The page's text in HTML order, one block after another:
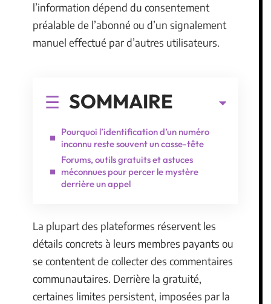
l’information dépend du consentement
préalable de l’abonné ou d’un signalement
manuel effectué par d’autres utilisateurs.
SOMMAIRE
Pourquoi l’identification d’un numéro
inconnu reste souvent un casse-tête
Forums, outils gratuits et astuces
méconnues pour percer le mystère
derrière un appel
La plupart des plateformes réservent les
détails concrets à leurs membres payants ou
se contentent de collecter des commentaires
communautaires. Derrière la gratuité,
certaines limites persistent, imposées par la